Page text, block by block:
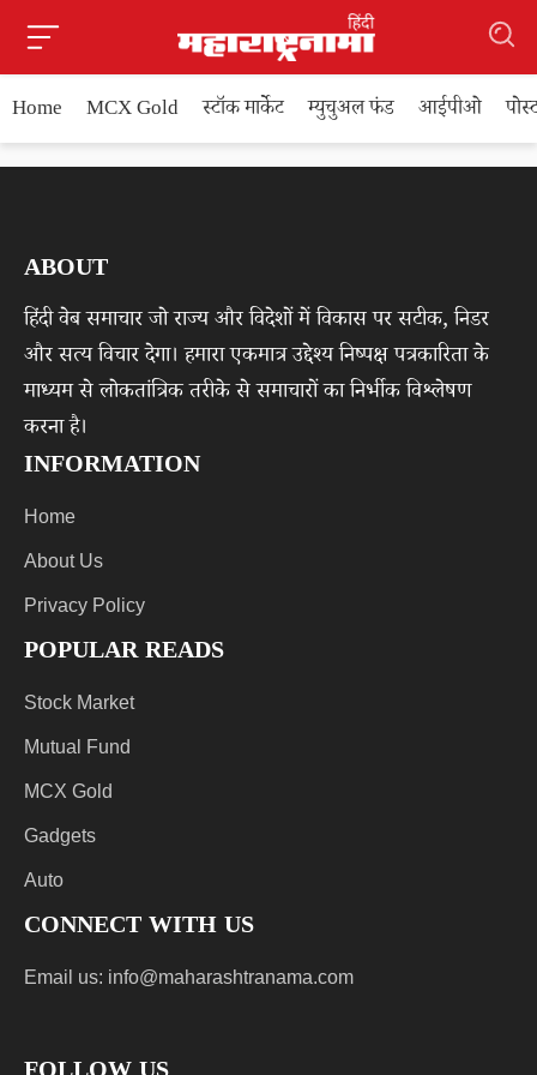
Home MCX Gold स्टॉक मार्केट म्युचुअल फंड आईपीओ
ABOUT
हिंदी वेब समाचार जो राज्य और विदेशों में विकास पर सटीक, निडर
और सत्य विचार देगा। हमारा एकमात्र उद्देश्य निष्पक्ष पत्रकारिता के
माध्यम से लोकतांत्रिक तरीके से समाचारों का निर्भीक विश्लेषण
करना है।
INFORMATION
Home
About Us
Privacy Policy
POPULAR READS
Stock Market
Mutual Fund
MCX Gold
Gadgets
Auto
CONNECT WITH US
Email us: info@maharashtranama.com